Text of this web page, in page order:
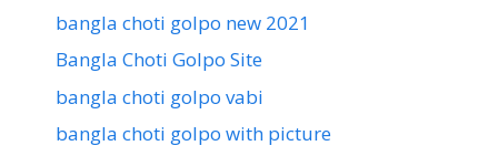
bangla choti golpo new 2021
Bangla Choti Golpo Site
bangla choti golpo vabi
bangla choti golpo with picture